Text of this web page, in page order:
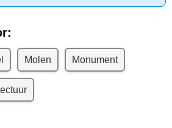
Molen Monument